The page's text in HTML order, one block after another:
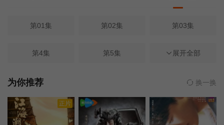
第01集 第02集 第03集
第4集 第5集 第04集
第05集 第07集
第08集 第09集
展开全部
为你推荐 换一换
正片